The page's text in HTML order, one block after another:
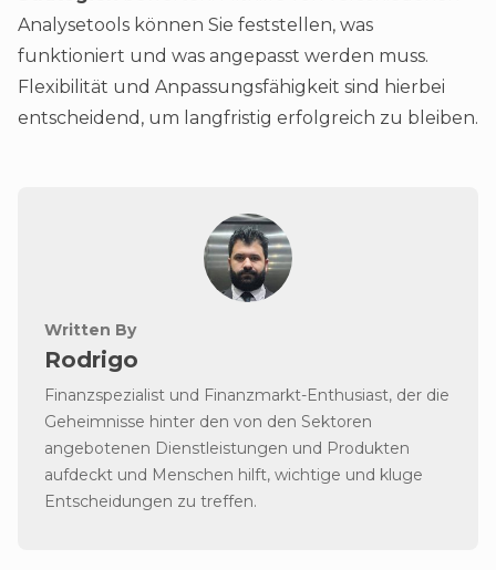
Analysetools können Sie feststellen, was
funktioniert und was angepasst werden muss.
Flexibilität und Anpassungsfähigkeit sind hierbei
entscheidend, um langfristig erfolgreich zu bleiben.
Written By
Rodrigo
Finanzspezialist und Finanzmarkt-Enthusiast, der die
Geheimnisse hinter den von den Sektoren
angebotenen Dienstleistungen und Produkten
aufdeckt und Menschen hilft, wichtige und kluge
Entscheidungen zu treffen.